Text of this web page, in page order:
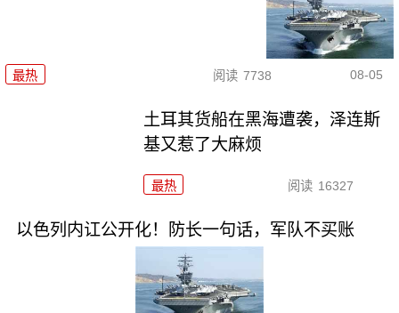
最热 阅读 7738 08-05
土耳其货船在黑海遭袭，泽连斯
基又惹了大麻烦
最热 阅读 16327
以色列内讧公开化！防长一句话，军队不买账